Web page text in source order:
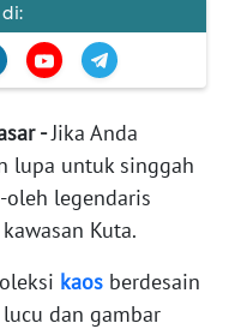
-Jika Anda
lupa untuk singgah
oleh legendaris
Kuta.
kaos berdesain
dan gambar